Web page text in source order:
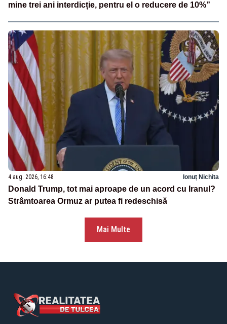
mine trei ani interdicție, pentru el o reducere de 10%”
4 aug. 2026, 16:48 Ionuț Nichita
Donald Trump, tot mai aproape de un acord cu Iranul?
Strâmtoarea Ormuz ar putea fi redeschisă
Mai Multe